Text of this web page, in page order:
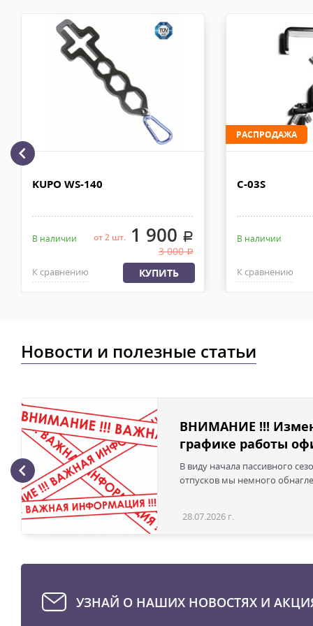
Доставка автотранспортом по Москве и за МКАД
Доставка личным автотранспортом осуществляется по
МКАД после 100% предоплаты. Вес заказа не более 100 кг,
110х90х80 см. Сроки доставки 2-4 рабочих дня. Стоимость
рублей. Документы отправляем с заказом или по ЭДО.
Доставка по Москве, МО и России - EMS ПОЧТА РОССИИ
Отправку заказа курьерской службой EMS осуществляем из
в течении 2-4х рабочих дней с момента 100% предоплаты,
Комментарий к отзыву
KUPO WS-140
В наличии от 2 шт.1 900 .
3 000.
К сравнению КУПИТЬ
РАСПРОДАЖА
C-03S
В наличии
К сравнению
Новости и полезные статьи
ВНИМАНИЕ !!!
графике работы
В виду начала пассивного
отпусков мы немного
28.07.2026 г.
УЗНАЙ О НАШИХ НОВОСТЯХ И